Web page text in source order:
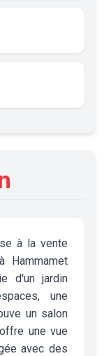
à la vente
Hammamet
d'un jardin
une
un salon
une vue
avec des